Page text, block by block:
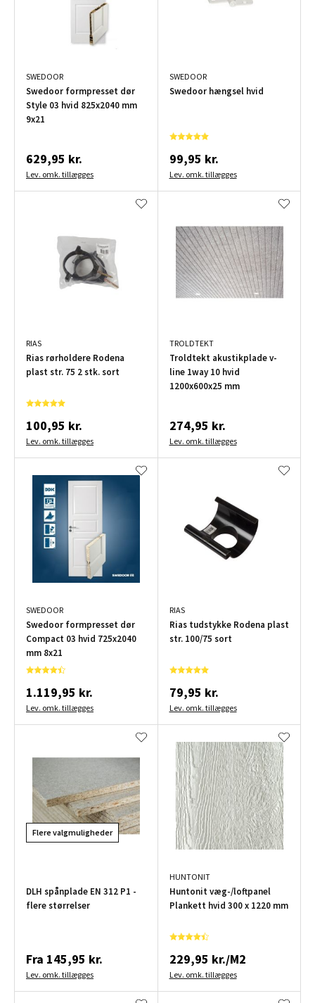
SWEDOOR
Swedoor formpresset dør
Style 03 hvid 825x2040 mm
9x21
629,95 kr.
Lev. omk. tillægges
SWEDOOR
Swedoor hængsel hvid
99,95 kr.
Lev. omk. tillægges
RIAS
Rias rørholdere Rodena
plast str. 75 2 stk. sort
100,95 kr.
Lev. omk. tillægges
TROLDTEKT
Troldtekt akustikplade v-
line 1way 10 hvid
1200x600x25 mm
274,95 kr.
Lev. omk. tillægges
SWEDOOR
Swedoor formpresset dør
Compact 03 hvid 725x2040
mm 8x21
1.119,95 kr.
Lev. omk. tillægges
RIAS
Rias tudstykke Rodena plast
str. 100/75 sort
79,95 kr.
Lev. omk. tillægges
Flere valgmuligheder
DLH spånplade EN 312 P1 -
flere størrelser
Fra 145,95 kr.
Lev. omk. tillægges
HUNTONIT
Huntonit væg-/loftpanel
Plankett hvid 300 x 1220 mm
229,95 kr./M2
Lev. omk. tillægges